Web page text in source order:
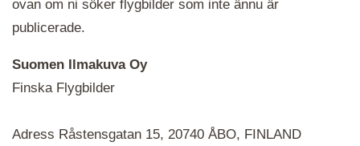
ikoner är det en serie i varje. Utplacerade bilder
ovan om ni söker flygbilder som inte ännu är
publicerade.
Suomen Ilmakuva Oy
Finska Flygbilder
Adress Råstensgatan 15, 20740 ÅBO, FINLAND